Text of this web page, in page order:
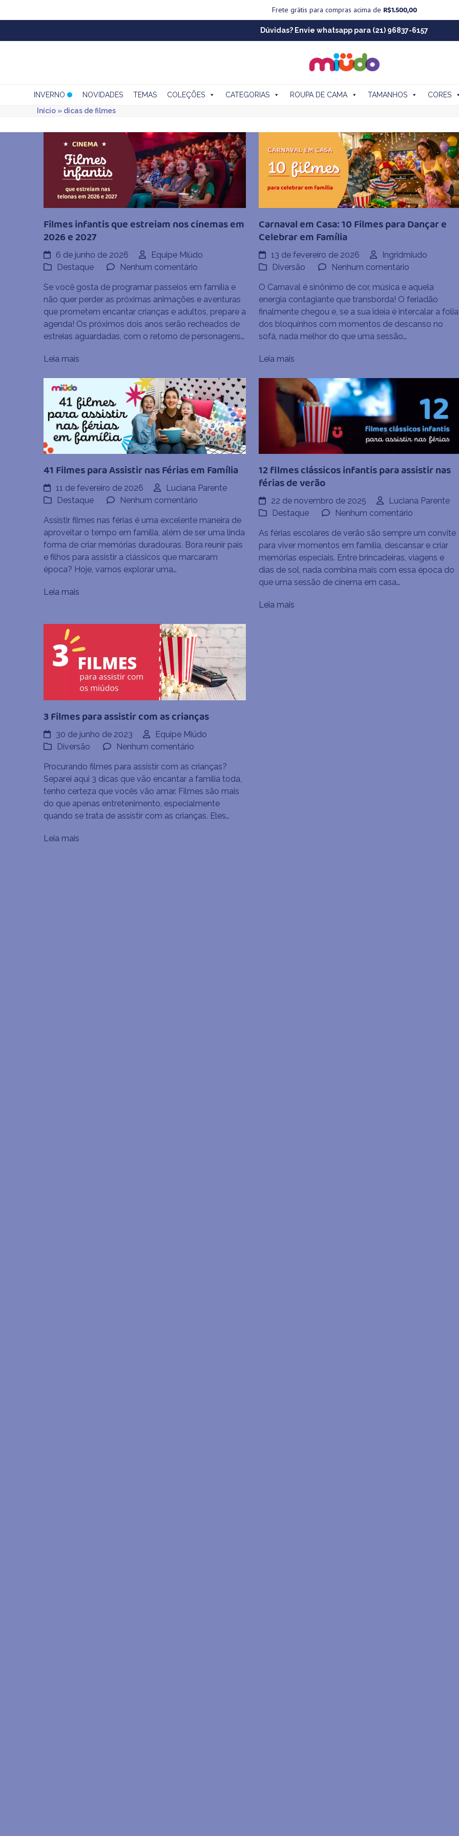
Frete grátis para compras acima de R$1.500,00
Dúvidas? Envie whatsapp para (21) 96837-6157
INVERNO NOVIDADES TEMAS COLEÇÕES CATEGORIAS ROUPA DE CAMA TAMANHOS CORES
Início » dicas de filmes
Filmes infantis que estreiam nos cinemas em
2026 e 2027
6 de junho de 2026
Equipe Miüdo
Destaque
Nenhum comentárioem
infantis
que
estreiam
nos
cinemas
e
2027
Se você gosta de programar passeios em família e
não quer perder as próximas animações e aventuras
que prometem encantar crianças e adultos, prepare a
agenda! Os próximos dois anos serão recheados de
estreias aguardadas, com o retorno de personagens…
Leia mais
Carnaval em Casa: 10 Filmes para Dançar e
Celebrar em Família
13 de fevereiro de 2026
Ingridmiudo
Diversão
Nenhum comentárioem
em
Casa:
10
Filmes
Celebrar
Família
O Carnaval é sinônimo de cor, música e aquela
energia contagiante que transborda! O feriadão
finalmente chegou e, se a sua ideia é intercalar a folia
dos bloquinhos com momentos de descanso no
sofá, nada melhor do que uma sessão…
Leia mais
41 Filmes para Assistir nas Férias em Família
11 de fevereiro de 2026
Luciana Parente
Destaque
Nenhum comentárioem
Filmes
para
Assistir
nas
Assistir filmes nas férias é uma excelente maneira de
aproveitar o tempo em família, além de ser uma linda
forma de criar memórias duradouras. Bora reunir pais
e filhos para assistir a clássicos que marcaram
época? Hoje, vamos explorar uma…
Leia mais
12 filmes clássicos infantis para assistir nas
férias de verão
22 de novembro de 2025
Luciana Parente
Destaque
Nenhum comentárioem
filmes
clássicos
infantis
para
As férias escolares de verão são sempre um convite
para viver momentos em família, descansar e criar
memórias especiais. Entre brincadeiras, viagens e
dias de sol, nada combina mais com essa época do
que uma sessão de cinema em casa…
Leia mais
3 Filmes para assistir com as crianças
30 de junho de 2023
Equipe Miüdo
Diversão
Nenhum comentárioem
Filmes
para
assistir
com
as
Procurando filmes para assistir com as crianças?
Separei aqui 3 dicas que vão encantar a família toda,
tenho certeza que vocês vão amar. Filmes são mais
do que apenas entretenimento, especialmente
quando se trata de assistir com as crianças. Eles…
Leia mais